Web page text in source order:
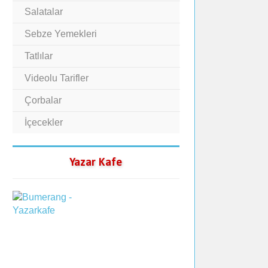
Salatalar
Sebze Yemekleri
Tatlılar
Videolu Tarifler
Çorbalar
İçecekler
Yazar Kafe